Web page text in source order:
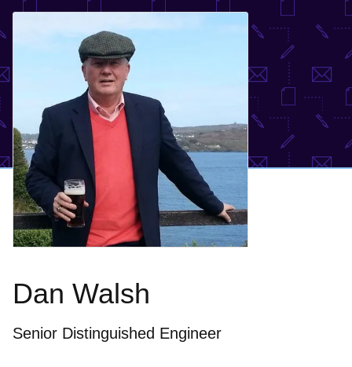
Dan Walsh
Senior Distinguished Engineer